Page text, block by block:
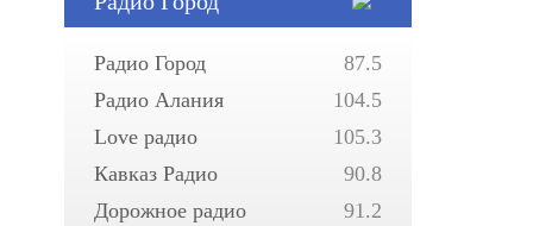
Радио Город
87.5
Радио Алания
104.5
Love радио
105.3
Кавказ Радио
90.8
Дорожное радио
91.2